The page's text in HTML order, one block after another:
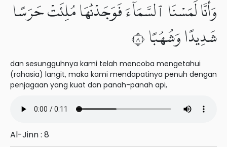
وَأَنَّا لَمَسْنَا ٱلسَّمَآءَ فَوَجَدْنَٰهَا مُلِئَتْ حَرَسًا
شَدِيدًا وَشُهُبًا ٨
dan sesungguhnya kami telah mencoba mengetahui
(rahasia) langit, maka kami mendapatinya penuh dengan
penjagaan yang kuat dan panah-panah api,
Al-Jinn : 8